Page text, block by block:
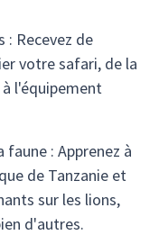
: Recevez de
votre safari, de la
l'équipement
faune : Apprenez à
de Tanzanie et
sur les lions,
d'autres.